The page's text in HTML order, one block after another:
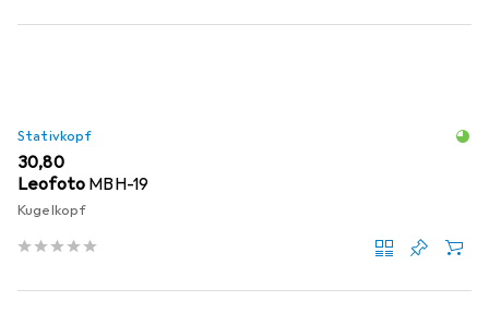
Stativkopf
EUR
30,80
Leofoto MBH-19
Kugelkopf